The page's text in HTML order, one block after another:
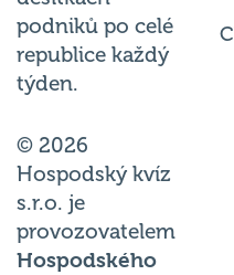
podniků po celé
republice každý
týden.
© 2026
Hospodský kvíz
s.r.o. je
provozovatelem
Hospodského